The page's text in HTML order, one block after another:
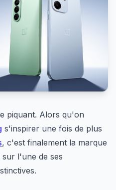
piquant. Alors qu'on
s'inspirer une fois de plus
, c'est finalement la marque
l'une de ses